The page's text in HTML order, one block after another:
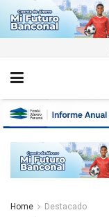
Home Destacado